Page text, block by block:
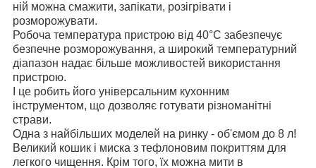
ній можна смажити, запікати, розігрівати і
розморожувати.
Робоча температура пристрою від 40°C забезпечує
безпечне розморожування, а широкий температурний
діапазон надає більше можливостей використання
пристрою.
І це робить його універсальним кухонним
інструментом, що дозволяє готувати різноманітні
страви.
Одна з найбільших моделей на ринку - об'ємом до 8 л!
Великий кошик і миска з тефлоновим покриттям для
легкого чищення. Крім того, їх можна мити в